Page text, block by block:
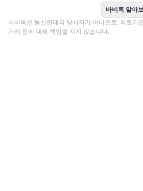
바비톡 알아
바비톡은 통신판매의 당사자가 아니므로, 의료기
거래 등에 대해 책임을 지지 않습니다.